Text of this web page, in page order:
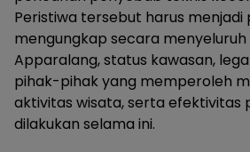
Peristiwa tersebut harus menjadi
mengungkap secara
Apparalang, status kawasan,
pihak-pihak yang memperoleh
aktivitas wisata, serta efektivitas
dilakukan selama ini.